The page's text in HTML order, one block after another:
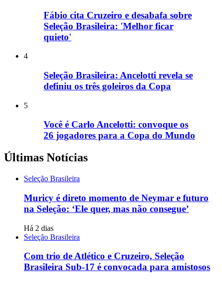
Fábio cita Cruzeiro e desabafa sobre
Seleção Brasileira: 'Melhor ficar
quieto'
4
Seleção Brasileira: Ancelotti revela se
definiu os três goleiros da Copa
5
Você é Carlo Ancelotti: convoque os
26 jogadores para a Copa do Mundo
Últimas Notícias
Seleção Brasileira
Muricy é direto momento de Neymar e futuro
na Seleção: ‘Ele quer, mas não consegue’
Há 2 dias
Seleção Brasileira
Com trio de Atlético e Cruzeiro, Seleção
Brasileira Sub-17 é convocada para amistosos